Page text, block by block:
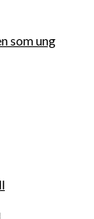
som ung